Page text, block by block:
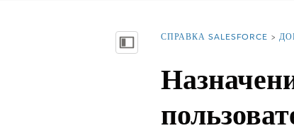
Показать содержание
Вы находитесь здесь:
СПРАВКА SALESFORCE